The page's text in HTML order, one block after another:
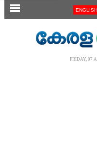
SECTIONS ENGLISH
FRIDAY, 07